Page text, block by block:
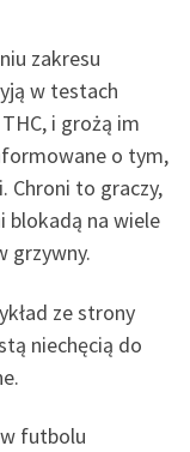
zakresu
w testach
i grożą im
o tym,
Chroni to graczy,
blokadą na wiele
grzywny.
ze strony
niechęcią do
futbolu